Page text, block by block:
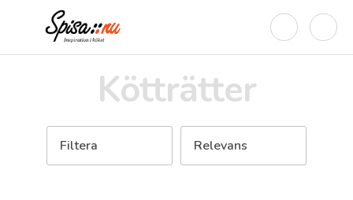
Kötträtter
Filtera Relevans